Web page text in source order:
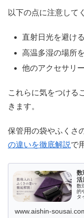
以下の点に注意して
直射日光を避ける
高温多湿の場所
他のアクセサリ
これらに気をつける
きます。
保管用の袋やふくさ
の違いを徹底解説で
数
活
数
的
タ
サ
www.aishin-